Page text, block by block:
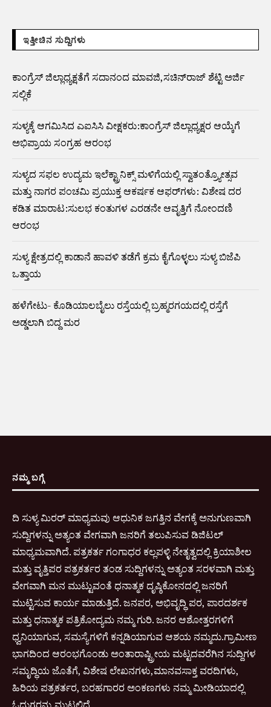
ಇತ್ತೀಚಿನ ಸುದ್ದಿಗಳು
ಕಾಂಗ್ರೆಸ್ ಜಿಲ್ಲಾಧ್ಯಕ್ಷತೆಗೆ ಸದಾನಂದ ಮಾವಜಿ,ಸಚಿನ್‌ರಾಜ್ ಶೆಟ್ಟಿ ಅರ್ಜಿ
ಸಲ್ಲಿಕೆ
ಸುಳ್ಯಕ್ಕೆ ಆಗಮಿಸಿದ ಎಐಸಿಸಿ ವೀಕ್ಷಕರು:ಕಾಂಗ್ರೆಸ್ ಜಿಲ್ಲಾಧ್ಯಕ್ಷರ ಆಯ್ಕೆಗೆ
ಅಭಿಪ್ರಾಯ ಸಂಗ್ರಹ ಆರಂಭ
ಸುಳ್ಯದ ಸಫಲ ಉದ್ಯಮ ಇಲೆಕ್ಟ್ರಾನಿಕ್ಸ್ ಮಳಿಗೆಯಲ್ಲಿ ಸ್ವಾತಂತ್ರ್ಯೋತ್ಸವ
ಮತ್ತು ನಾಗರ ಪಂಚಮಿ ಪ್ರಯುಕ್ತ ಆಕರ್ಷಕ ಆಫರ್‌ಗಳು: ವಿಶೇಷ ದರ
ಕಡಿತ ಮಾರಾಟ:ಸುಲಭ ಕಂತುಗಳ ಎರಡನೇ ಆವೃತ್ತಿಗೆ ನೋಂದಣಿ
ಆರಂಭ
ಸುಳ್ಯ ಕ್ಷೇತ್ರದಲ್ಲಿ ಕಾಡಾನೆ ಹಾವಳಿ ತಡೆಗೆ ಕ್ರಮ ಕೈಗೊಳ್ಳಲು ಸುಳ್ಯ ಬಿಜೆಪಿ
ಒತ್ತಾಯ
ಹಳೆಗೇಟು- ಕೊಡಿಯಾಲಬೈಲು ರಸ್ತೆಯಲ್ಲಿ ಬ್ರಹ್ಮರಗಯದಲ್ಲಿ ರಸ್ತೆಗೆ
ಅಡ್ಡಲಾಗಿ ಬಿದ್ದ ಮರ
ನಮ್ಮ ಬಗ್ಗೆ
ದಿ ಸುಳ್ಯ ಮಿರರ್ ಮಾಧ್ಯಮವು ಆಧುನಿಕ ಜಗತ್ತಿನ ವೇಗಕ್ಕೆ ಅನುಗುಣವಾಗಿ
ಸುದ್ದಿಗಳನ್ನು ಅತ್ಯಂತ ವೇಗವಾಗಿ ಜನರಿಗೆ ತಲುಪಿಸುವ ಡಿಜಿಟಲ್
ಮಾಧ್ಯಮವಾಗಿದೆ. ಪತ್ರಕರ್ತ ಗಂಗಾಧರ ಕಲ್ಲಪಳ್ಳಿ ನೇತೃತ್ವದಲ್ಲಿ ಕ್ರಿಯಾಶೀಲ
ಮತ್ತು ವೃತ್ತಿಪರ ಪತ್ರಕರ್ತರ ತಂಡ ಸುದ್ದಿಗಳನ್ನು ಅತ್ಯಂತ ಸರಳವಾಗಿ ಮತ್ತು
ವೇಗವಾಗಿ ಮನ ಮುಟ್ಟುವಂತೆ ಧನಾತ್ಮಕ ದೃಷ್ಠಿಕೋನದಲ್ಲಿ ಜನರಿಗೆ
ಮುಟ್ಟಿಸುವ ಕಾರ್ಯ ಮಾಡುತ್ತಿದೆ. ಜನಪರ, ಅಭಿವೃದ್ಧಿ ಪರ, ಪಾರದರ್ಶಕ
ಮತ್ತು ಧನಾತ್ಮಕ ಪತ್ರಿಕೋದ್ಯಮ ನಮ್ಮ ಗುರಿ. ಜನರ ಆಶೋತ್ತರಗಳಿಗೆ
ಧ್ವನಿಯಾಗುವ, ಸಮಸ್ಯೆಗಳಿಗೆ ಕನ್ನಡಿಯಾಗುವ ಆಶಯ ನಮ್ಮದು.ಗ್ರಾಮೀಣ
ಭಾಗದಿಂದ ಆರಂಭಗೊಂಡು ಅಂತಾರಾಷ್ಟ್ರೀಯ ಮಟ್ಟದವರೆಗಿನ ಸುದ್ದಿಗಳ
ಸಮೃದ್ಧಿಯ ಜೊತೆಗೆ, ವಿಶೇಷ ಲೇಖನಗಳು,ಮಾನವಸಾಕ್ತ ವರದಿಗಳು,
ಹಿರಿಯ ಪತ್ರಕರ್ತರ, ಬರಹಗಾರರ ಅಂಕಣಗಳು ನಮ್ಮ ಮೀಡಿಯಾದಲ್ಲಿ